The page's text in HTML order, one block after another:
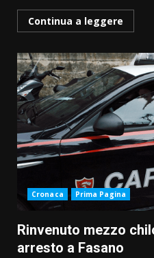
Continua a leggere
Cronaca Prima Pagina
Rinvenuto mezzo
arresto a Fasano